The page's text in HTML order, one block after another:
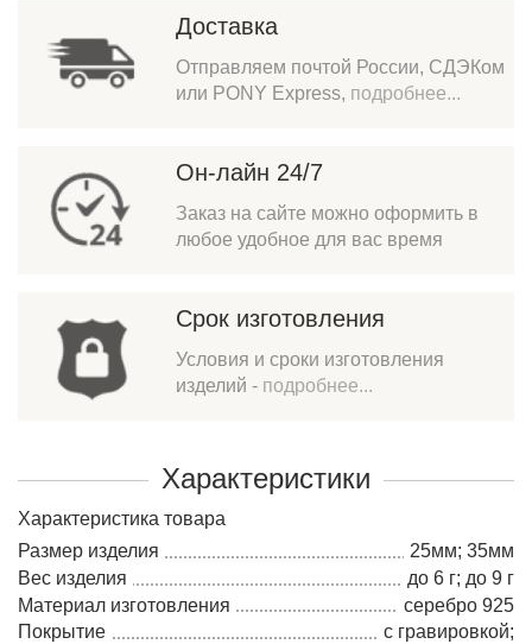
Доставка
Отправляем почтой России, СДЭКом
или PONY Express, подробнее...
Он-лайн 24/7
Заказ на сайте можно оформить в
любое удобное для вас время
Срок изготовления
Условия и сроки изготовления
изделий - подробнее...
Характеристики
Характеристика товара
Размер изделия
25мм; 35мм
Вес изделия
до 6 г; до 9 г
Материал изготовления
серебро 925
Покрытие
с гравировкой;